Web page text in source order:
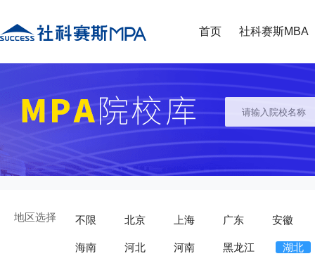
首页 社科赛斯MBA
地区选择 不限 北京 上海 广东 安徽
海南 河北 河南 黑龙江 湖北